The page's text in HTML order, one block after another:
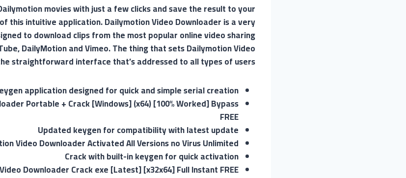
movies with just a few clicks and save the result to your
this intuitive application. Dailymotion Video Downloader is a very
to download clips from the most popular online video sharing
DailyMotion and Vimeo. The thing that sets Dailymotion Video
straightforward interface that’s addressed to all types of users.
application designed for quick and simple serial creation
Portable + Crack [Windows] (x64) [100% Worked] Bypass
FREE
Updated keygen for compatibility with latest update
Video Downloader Activated All Versions no Virus Unlimited
Crack with built-in keygen for quick activation
Downloader Crack exe [Latest] [x32x64] Full Instant FREE